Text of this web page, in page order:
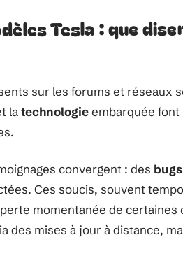
Tesla : que
sur les forums et réseaux
latechnologieembarquée font
convergent : des
Ces soucis, souvent
momentanée de certaines
des mises à jour à distance,